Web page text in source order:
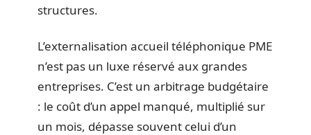
structures.
L’externalisation accueil téléphonique PME
n’est pas un luxe réservé aux grandes
entreprises. C’est un arbitrage budgétaire
: le coût d’un appel manqué, multiplié sur
un mois, dépasse souvent celui d’un